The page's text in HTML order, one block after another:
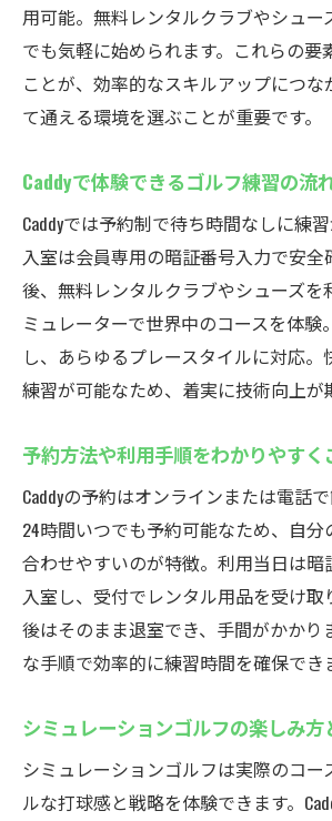
用可能。無料レンタルクラブやシュー
でも気軽に始められます。これらの要
ことが、効率的なスキルアップにつな
て通える環境を選ぶことが重要です。
Caddyで体験できるゴルフ練習の流
Caddyでは予約制で待ち時間なしに練習
入室は会員専用の暗証番号入力で安全
後、無料レンタルクラブやシューズを
ミュレーターで世界中のコースを体験
し、あらゆるプレースタイルに対応
練習が可能なため、着実に技術向上が
予約方法や利用手順をわかりやすく
Caddyの予約はオンラインまたは電話で
24時間いつでも予約可能なため、自分
合わせやすいのが特徴。利用当日は暗
入室し、受付でレンタル用品を受け取
後はそのまま退室でき、手間がかかり
な手順で効率的に練習時間を確保でき
シミュレーションゴルフの楽しみ方
シミュレーションゴルフは実際のコー
ルな打球感と戦略を体験できます。